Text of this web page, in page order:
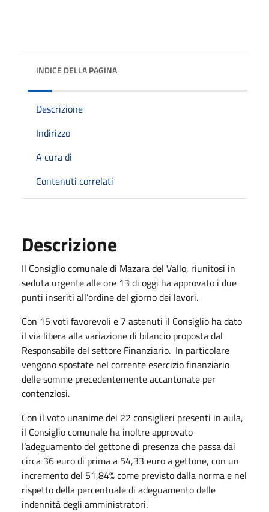
INDICE DELLA PAGINA
Descrizione
Indirizzo
A cura di
Contenuti correlati
Descrizione
Il Consiglio comunale di Mazara del Vallo, riunitosi in
seduta urgente alle ore 13 di oggi ha approvato i due
punti inseriti all’ordine del giorno dei lavori.
Con 15 voti favorevoli e 7 astenuti il Consiglio ha dato
il via libera alla variazione di bilancio proposta dal
Responsabile del settore Finanziario. In particolare
vengono spostate nel corrente esercizio finanziario
delle somme precedentemente accantonate per
contenziosi.
Con il voto unanime dei 22 consiglieri presenti in aula,
il Consiglio comunale ha inoltre approvato
l’adeguamento del gettone di presenza che passa dai
circa 36 euro di prima a 54,33 euro a gettone, con un
incremento del 51,84% come previsto dalla norma e nel
rispetto della percentuale di adeguamento delle
indennità degli amministratori.